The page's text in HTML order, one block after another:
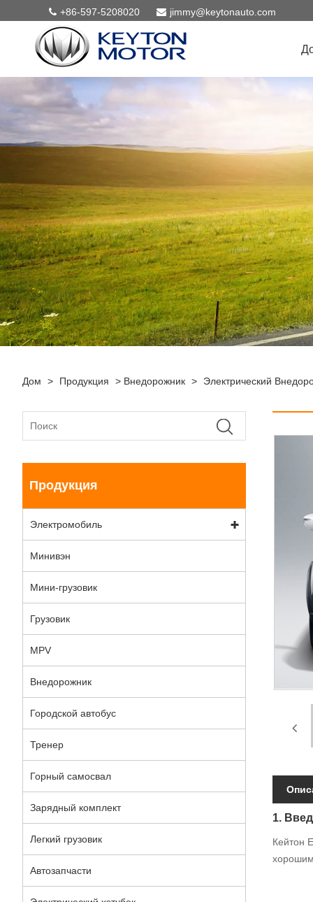
+86-597-5208020 jimmy@keytonauto.com
Дом > Продукция > Внедорожник > Электрический
Продукция
Электромобиль
Минивэн
Мини-грузовик
Грузовик
MPV
Внедорожник
Городской автобус
Тренер
Горный самосвал
Зарядный комплект
Легкий грузовик
Автозапчасти
1.
Кейтон